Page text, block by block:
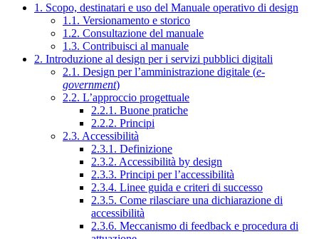
1. Scopo, destinatari e uso del Manuale operativo di design
1.1. Versionamento e storico
1.2. Consultazione del manuale
1.3. Contribuisci al manuale
2. Introduzione al design per i servizi pubblici digitali
2.1. Design per l’amministrazione digitale (e-
government)
2.2. L’approccio progettuale
2.2.1. Buone pratiche
2.2.2. Principi
2.3. Accessibilità
2.3.1. Definizione
2.3.2. Accessibilità by design
2.3.3. Principi per l’accessibilità
2.3.4. Linee guida e criteri di successo
2.3.5. Come rilasciare una dichiarazione di
accessibilità
2.3.6. Meccanismo di feedback e procedura di